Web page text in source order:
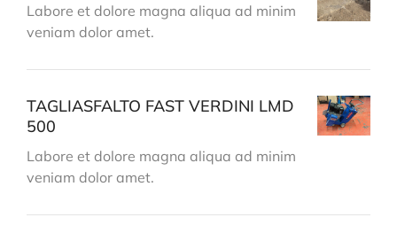
Labore et dolore magna aliqua ad minim
veniam dolor amet.
TAGLIASFALTO FAST VERDINI LMD
500
Labore et dolore magna aliqua ad minim
veniam dolor amet.